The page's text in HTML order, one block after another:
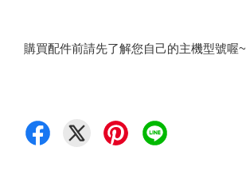
購買配件前請先了解您自己的主機型號喔~